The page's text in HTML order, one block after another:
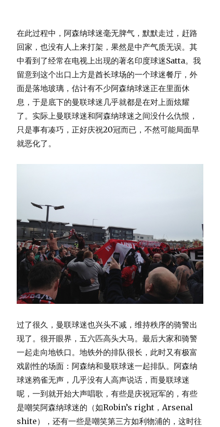
在此过程中，阿森纳球迷毫无脾气，默默走过，赶路
回家，也没有人上来打架，果然是中产气质无误。其
中看到了经常在电视上出现的著名印度球迷Satta。我
留意到这个出口上方是酋长球场的一个球迷餐厅，外
面是落地玻璃，估计有不少阿森纳球迷正在里面休
息，于是底下的曼联球迷几乎就都是在对上面炫耀
了。实际上曼联球迷和阿森纳球迷之间没什么仇恨，
只是事有凑巧，正好庆祝20冠而已，不然可能局面早
就恶化了。
过了很久，曼联球迷也兴头不减，维持秩序的骑警出
现了。很开眼界，五六匹高头大马。最后大家和骑警
一起走向地铁口。地铁外的排队很长，此时又有极富
戏剧性的场面：阿森纳和曼联球迷一起排队。阿森纳
球迷鸦雀无声，几乎没有人高声说话，而曼联球迷
呢，一到就开始大声唱歌，有些是庆祝冠军的，有些
是嘲笑阿森纳球迷的（如Robin’s right，Arsenal
shite），还有一些是嘲笑第三方如利物浦的，这时往